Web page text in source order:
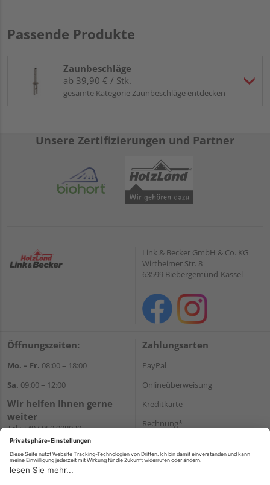
Passende Produkte
Zaunbeschläge
ab 39,90 € / Stk.
gesamte Kategorie Zaunbeschläge entdecken
Unsere Zertifizierungen und Partner
Link & Becker GmbH & Co. KG
Wirtheimer Str. 8
63599 Biebergemünd-Kassel
Öffnungszeiten:
Mo. – Fr. 08:00 – 18:00
Sa. 09:00 – 12:00
Wir helfen Ihnen gerne
weiter
Tel.:+49 6050 908030
E-Mail:shop@holzland-
linkundbecker.de
Zahlungsarten
PayPal
Onlineüberweisung
Kreditkarte
Rechnung*
Versand